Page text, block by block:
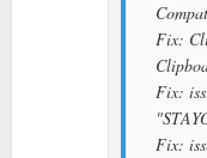
Fix:
Fix:
Fix: